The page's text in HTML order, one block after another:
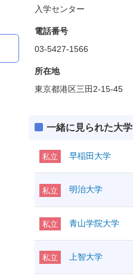
入学センター
電話番号
03-5427-1566
所在地
東京都港区三田2-15-45
一緒に見られた大学
私立 早稲田大学
私立 明治大学
私立 青山学院大学
私立 上智大学